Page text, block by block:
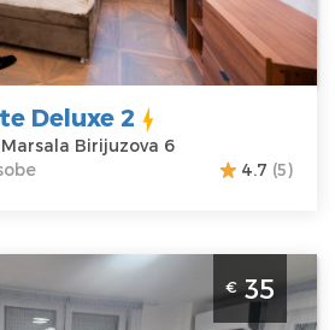
Studio
Deluxe 2
Birijuzova 6
4.7 (5)
centar Beograd Zvezdara. Studio
idealan je za boravak dve
€35